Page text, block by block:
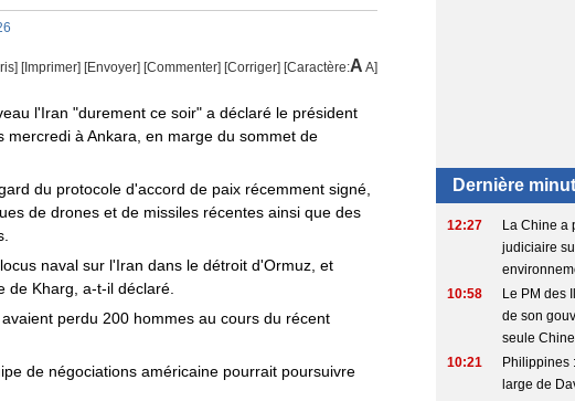
[Imprimer] [Envoyer] [Commenter] [Corriger] [Caractère:A A]
l'Iran "durement ce soir" a déclaré le président
à Ankara, en marge du sommet de
du protocole d'accord de paix récemment signé,
de drones et de missiles récentes ainsi que des
naval sur l'Iran dans le détroit d'Ormuz, et
de Kharg, a-t-il déclaré.
perdu 200 hommes au cours du récent
de négociations américaine pourrait poursuivre